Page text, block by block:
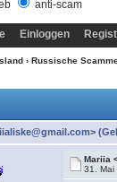
anti-scam
Einloggen
› Russische
Mariia
31. Mai